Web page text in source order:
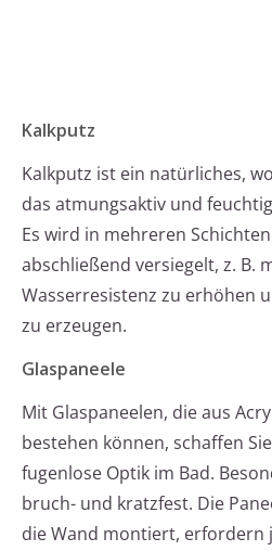
Kalkputz
Kalkputz ist ein natürliches,
das atmungsaktiv und
Es wird in mehreren
abschließend versiegelt, z. B.
Wasserresistenz zu erhöhen
zu erzeugen.
Glaspaneele
Mit Glaspaneelen, die aus
bestehen können, schaffen
fugenlose Optik im Bad.
bruch- und kratzfest. Die
die Wand montiert, erfordern